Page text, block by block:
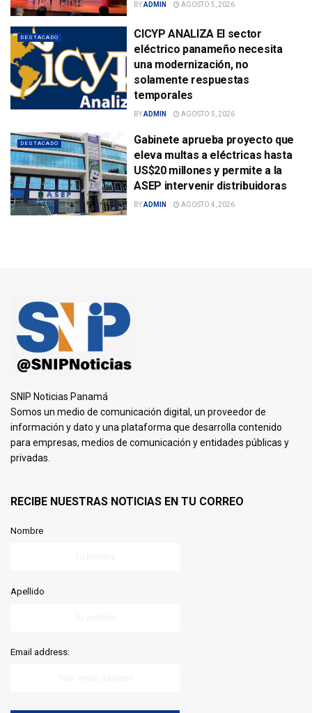
BYADMIN AGOSTO 5, 2026
DESTACADO
CICYP ANALIZA El sector
eléctrico panameño necesita
una modernización, no
solamente respuestas
temporales
BYADMIN AGOSTO 5, 2026
DESTACADO
Gabinete aprueba proyecto que
eleva multas a eléctricas hasta
US$20 millones y permite a la
ASEP intervenir distribuidoras
BYADMIN AGOSTO 4, 2026
SNIP Noticias Panamá
Somos un medio de comunicación digital, un proveedor de
información y dato y una plataforma que desarrolla contenido
para empresas, medios de comunicación y entidades públicas y
privadas.
RECIBE NUESTRAS NOTICIAS EN TU CORREO
Nombre
Apellido
Email address: